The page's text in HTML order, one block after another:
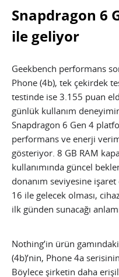
Snapdragon 6
ile geliyor
Geekbench performans
Phone (4b), tek çekirdek
testinde ise 3.155 puan
günlük kullanım
Snapdragon 6 Gen 4
performans ve enerji
gösteriyor. 8 GB RAM
kullanımında güncel
donanım seviyesine
16 ile gelecek olması,
ilk günden sunacağı
Nothing’in ürün
(4b)’nin, Phone 4a
Böylece şirketin daha